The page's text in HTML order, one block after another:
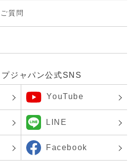
質問
プジャパン公式SNS
YouTube
LINE
Facebook